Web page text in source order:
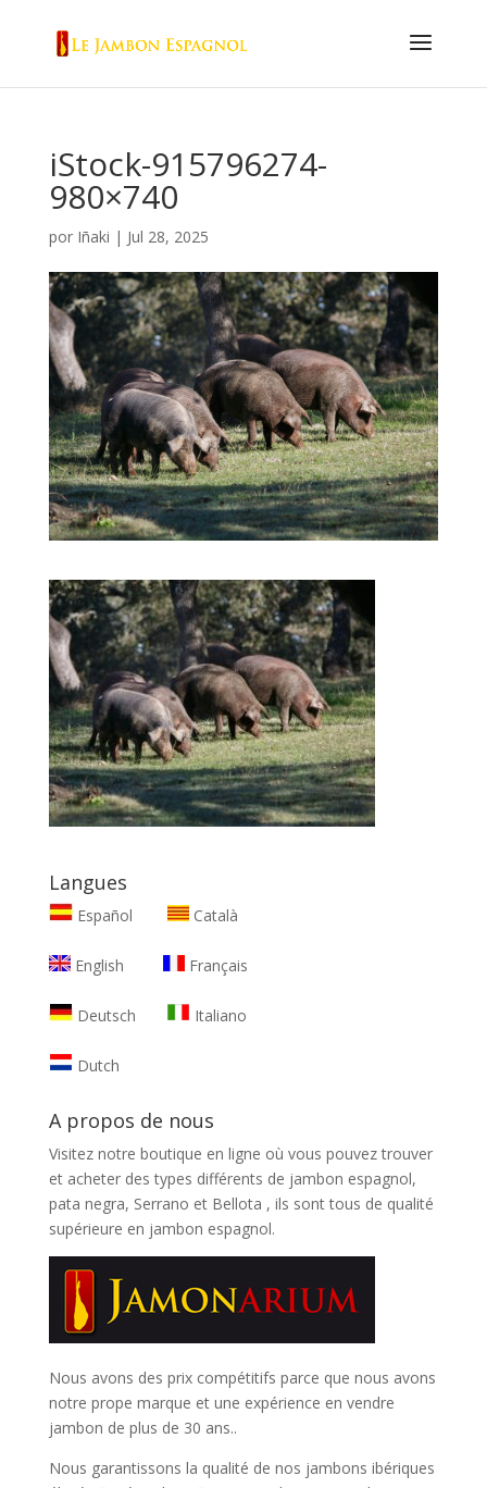
iStock-915796274-
980×740
por Iñaki | Jul 28, 2025
Langues
Español Català
English Français
Deutsch Italiano
Dutch
A propos de nous
Visitez notre boutique en ligne où vous pouvez trouver
et acheter des types différents de jambon espagnol,
pata negra, Serrano et Bellota , ils sont tous de qualité
supérieure en jambon espagnol.
Nous avons des prix compétitifs parce que nous avons
notre prope marque et une expérience en vendre
jambon de plus de 30 ans..
Nous garantissons la qualité de nos jambons ibériques